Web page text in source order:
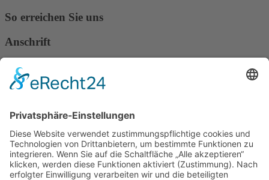
So erreichen Sie uns
Anschrift
Verband Deutscher Tierheilpraktiker e.V.
Verbandsverwaltung
Am Rosenbraken 12
E-Mail
Diese E-Mail-Adresse ist vor Spambots geschützt! Zur Anzeige
muss JavaScript eingeschaltet sein!
Diese E-Mail-Adresse ist vor Spambots geschützt! Zur Anzeige